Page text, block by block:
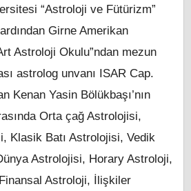
“Astroloji ve Fütürizm”
Girne Amerikan
Astroloji Okulu”ndan mezun
astrolog unvanı ISAR Cap.
Kenan Yasin Bölükbaşı’nın
Orta çağ Astrolojisi,
Klasik Batı Astrolojisi, Vedik
Astrolojisi, Horary Astroloji,
Astroloji, İlişkiler